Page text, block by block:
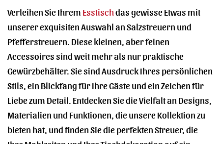
Verleihen Sie Ihrem Esstischdas gewisse Etwas mit
unserer exquisiten Auswahl an Salzstreuern und
Pfefferstreuern. Diese kleinen, aber feinen
Accessoires sind weit mehr als nur praktische
Gewürzbehälter. Sie sind Ausdruck Ihres persönlichen
Stils, ein Blickfang für Ihre Gäste und ein Zeichen für
Liebe zum Detail. Entdecken Sie die Vielfalt an Designs,
Materialien und Funktionen, die unsere Kollektion zu
bieten hat, und finden Sie die perfekten Streuer, die